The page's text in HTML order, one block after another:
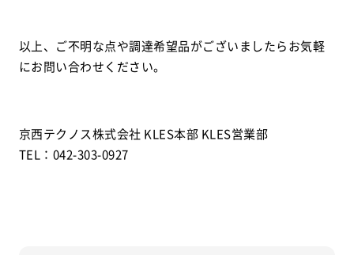
以上、ご不明な点や調達希望品がございましたらお気軽
にお問い合わせください。
京西テクノス株式会社 KLES本部 KLES営業部
TEL：042-303-0927